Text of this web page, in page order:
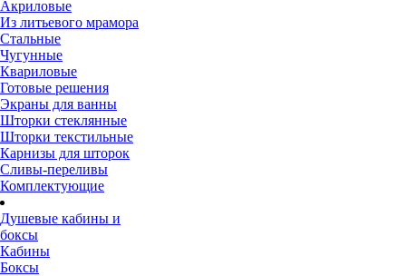
Акриловые
Из литьевого мрамора
Стальные
Чугунные
Квариловые
Готовые решения
Экраны для ванны
Шторки стеклянные
Шторки текстильные
Карнизы для шторок
Сливы-переливы
Комплектующие
Душевые кабины и
боксы
Кабины
Боксы